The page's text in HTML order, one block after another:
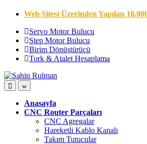
Web Sitesi Üzerinden Yapılan
Servo Motor Bulucu
Step Motor Bulucu
Birim Dönüştürücü
Tork & Atalet Hesaplama
Anasayfa
CNC Router Parçaları
CNC Agregalar
Hareketli Kablo Kanalı
Takım Tutucular